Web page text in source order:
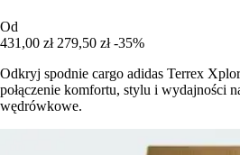
Od
431,00 zł 279,50 zł -35%
Odkryj spodnie cargo adidas Terrex
połączenie komfortu, stylu i wydajności
wędrówkowe.